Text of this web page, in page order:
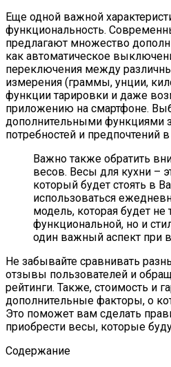
Еще одной важной
функциональность.
предлагают множество
как автоматическое
переключения между
измерения (граммы, унции,
функции тарировки и даже
приложению на смартфоне.
дополнительными функциями
потребностей и предпочтений
Важно также обратить
весов. Весы для кухни –
который будет стоять в
использоваться
модель, которая будет не
функциональной, но и
один важный аспект при
Не забывайте сравнивать
отзывы пользователей и
рейтинги. Также, стоимость и
дополнительные факторы, о
Это поможет вам сделать
приобрести весы, которые
Содержание